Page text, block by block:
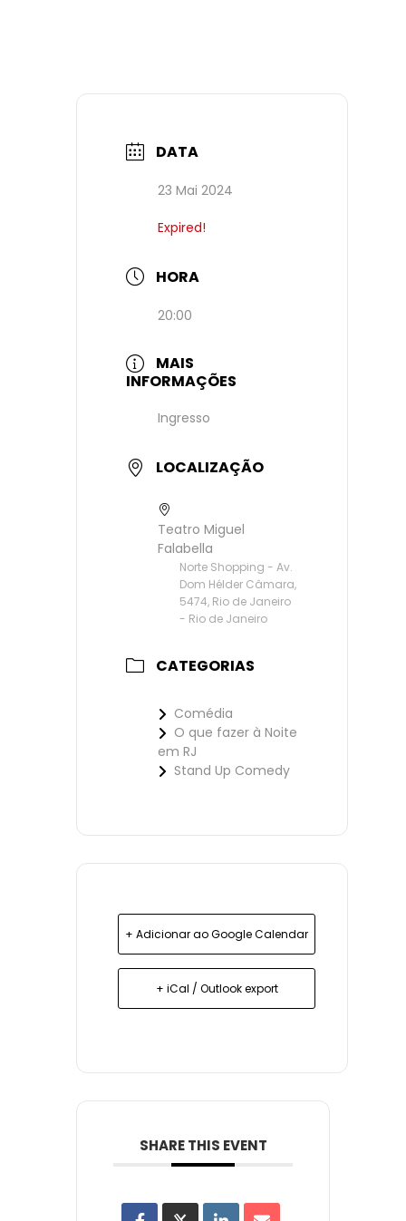
DATA
23 Mai 2024
Expired!
HORA
20:00
MAIS
INFORMAÇÕES
Ingresso
LOCALIZAÇÃO
Teatro Miguel
Falabella
Norte Shopping - Av.
Dom Hélder Câmara,
5474, Rio de Janeiro
- Rio de Janeiro
CATEGORIAS
Comédia
O que fazer à Noite
em RJ
Stand Up Comedy
+ Adicionar ao Google Calendar
+ iCal / Outlook export
SHARE THIS EVENT